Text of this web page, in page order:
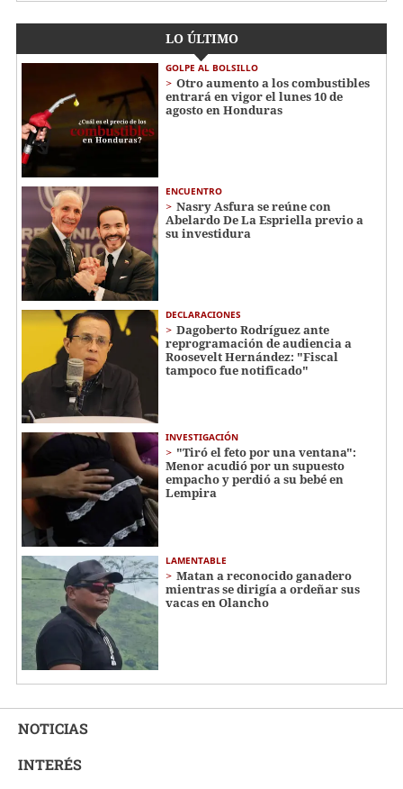
LO ÚLTIMO
GOLPE AL BOLSILLO
Otro aumento a los combustibles
entrará en vigor el lunes 10 de
agosto en Honduras
ENCUENTRO
Nasry Asfura se reúne con
Abelardo De La Espriella previo a
su investidura
DECLARACIONES
Dagoberto Rodríguez ante
reprogramación de audiencia a
Roosevelt Hernández: "Fiscal
tampoco fue notificado"
INVESTIGACIÓN
"Tiró el feto por una ventana":
Menor acudió por un supuesto
empacho y perdió a su bebé en
Lempira
LAMENTABLE
Matan a reconocido ganadero
mientras se dirigía a ordeñar sus
vacas en Olancho
NOTICIAS
INTERÉS